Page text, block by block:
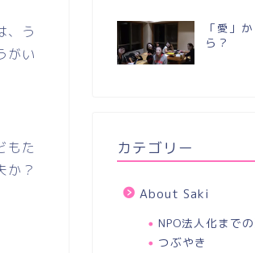
、う
がい
もた
か？
「愛」
ら？
カテゴリー
About Saki
NPO法人化まで
つぶやき